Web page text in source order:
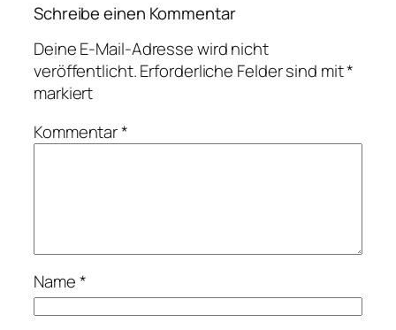
Schreibe einen Kommentar
Deine E-Mail-Adresse wird nicht
veröffentlicht.Erforderliche Felder sind mit*
markiert
Kommentar*
Name*